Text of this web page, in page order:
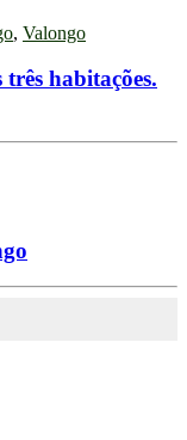
, Valongo
habitações.